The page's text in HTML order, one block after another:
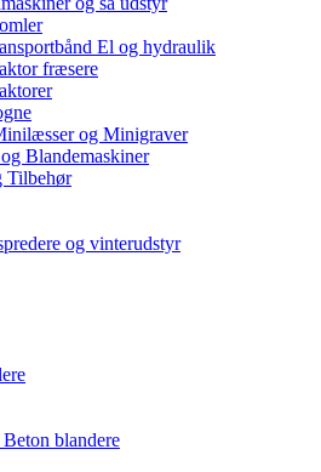
El og hydraulik
fræsere
og Minigraver
Blandemaskiner
Tilbehør
og vinterudstyr
blandere